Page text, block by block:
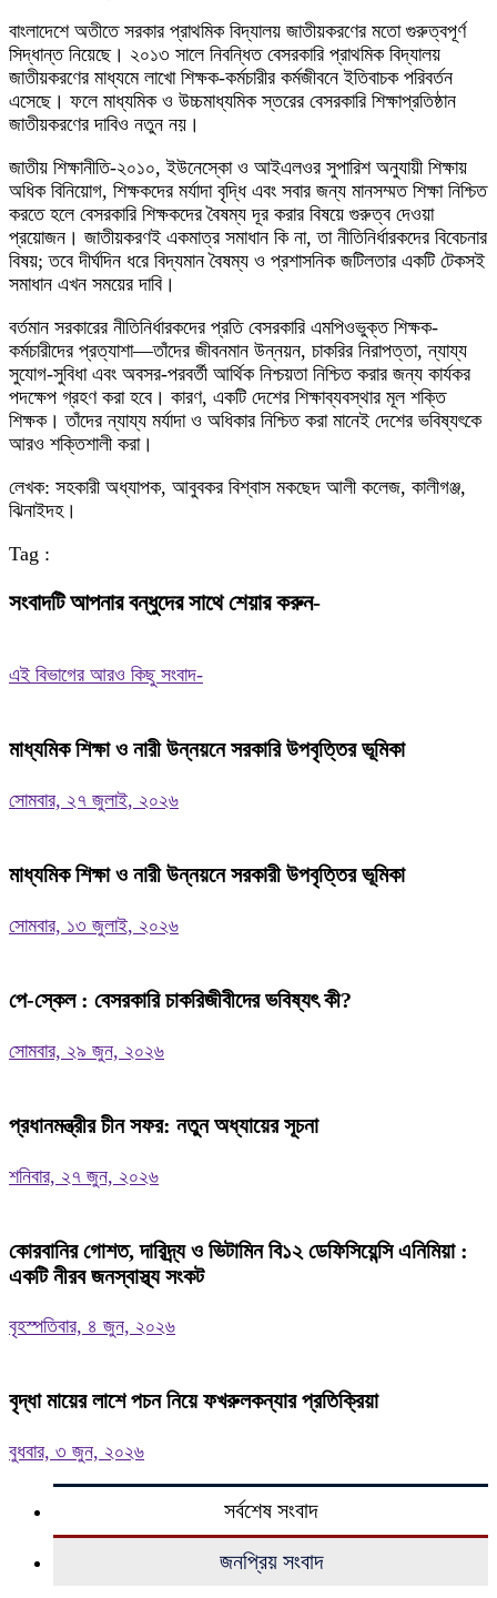
বাংলাদেশে অতীতে সরকার প্রাথমিক বিদ্যালয় জাতীয়করণের মতো গুরুত্বপূর্ণ
সিদ্ধান্ত নিয়েছে। ২০১৩ সালে নিবন্ধিত বেসরকারি প্রাথমিক বিদ্যালয়
জাতীয়করণের মাধ্যমে লাখো শিক্ষক-কর্মচারীর কর্মজীবনে ইতিবাচক পরিবর্তন
এসেছে। ফলে মাধ্যমিক ও উচ্চমাধ্যমিক স্তরের বেসরকারি শিক্ষাপ্রতিষ্ঠান
জাতীয়করণের দাবিও নতুন নয়।
জাতীয় শিক্ষানীতি-২০১০, ইউনেস্কো ও আইএলওর সুপারিশ অনুযায়ী শিক্ষায়
অধিক বিনিয়োগ, শিক্ষকদের মর্যাদা বৃদ্ধি এবং সবার জন্য মানসম্মত শিক্ষা নিশ্চিত
করতে হলে বেসরকারি শিক্ষকদের বৈষম্য দূর করার বিষয়ে গুরুত্ব দেওয়া
প্রয়োজন। জাতীয়করণই একমাত্র সমাধান কি না, তা নীতিনির্ধারকদের বিবেচনার
বিষয়; তবে দীর্ঘদিন ধরে বিদ্যমান বৈষম্য ও প্রশাসনিক জটিলতার একটি টেকসই
সমাধান এখন সময়ের দাবি।
বর্তমান সরকারের নীতিনির্ধারকদের প্রতি বেসরকারি এমপিওভুক্ত শিক্ষক-
কর্মচারীদের প্রত্যাশা—তাঁদের জীবনমান উন্নয়ন, চাকরির নিরাপত্তা, ন্যায্য
সুযোগ-সুবিধা এবং অবসর-পরবর্তী আর্থিক নিশ্চয়তা নিশ্চিত করার জন্য কার্যকর
পদক্ষেপ গ্রহণ করা হবে। কারণ, একটি দেশের শিক্ষাব্যবস্থার মূল শক্তি
শিক্ষক। তাঁদের ন্যায্য মর্যাদা ও অধিকার নিশ্চিত করা মানেই দেশের ভবিষ্যৎকে
আরও শক্তিশালী করা।
লেখক: সহকারী অধ্যাপক, আবুবকর বিশ্বাস মকছেদ আলী কলেজ, কালীগঞ্জ,
ঝিনাইদহ।
Tag :
সংবাদটি আপনার বন্ধুদের সাথে শেয়ার করুন-
এই বিভাগের আরও কিছু সংবাদ-
মাধ্যমিক শিক্ষা ও নারী উন্নয়নে সরকারি উপবৃত্তির ভূমিকা
সোমবার, ২৭ জুলাই, ২০২৬
মাধ্যমিক শিক্ষা ও নারী উন্নয়নে সরকারী উপবৃত্তির ভূমিকা
সোমবার, ১৩ জুলাই, ২০২৬
পে-স্কেল : বেসরকারি চাকরিজীবীদের ভবিষ্যৎ কী?
সোমবার, ২৯ জুন, ২০২৬
প্রধানমন্ত্রীর চীন সফর: নতুন অধ্যায়ের সূচনা
শনিবার, ২৭ জুন, ২০২৬
কোরবানির গোশত, দারিদ্র্য ও ভিটামিন বি১২ ডেফিসিয়েন্সি এনিমিয়া :
একটি নীরব জনস্বাস্থ্য সংকট
বৃহস্পতিবার, ৪ জুন, ২০২৬
বৃদ্ধা মায়ের লাশে পচন নিয়ে ফখরুলকন্যার প্রতিক্রিয়া
বুধবার, ৩ জুন, ২০২৬
সর্বশেষ সংবাদ
জনপ্রিয় সংবাদ